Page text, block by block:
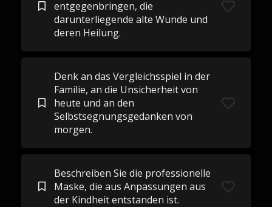
entgegenbringen, die
darunterliegende alte Wunde und
deren Heilung.
Denk an das Vergleichsspiel in der
Familie, an die Unsicherheit von
heute und an den
Selbstsegnungsgedanken von
morgen.
Beschreiben Sie die professionelle
Maske, die aus Anpassungen aus
der Kindheit entstanden ist.